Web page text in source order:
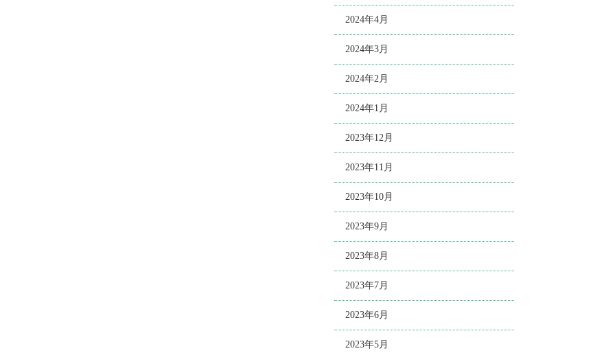
2024年4月
2024年3月
2024年2月
2024年1月
2023年12月
2023年11月
2023年10月
2023年9月
2023年8月
2023年7月
2023年6月
2023年5月